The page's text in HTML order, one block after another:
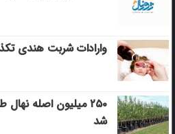
وارادات شربت هندی
۲۵۰ میلیون اصله
شد